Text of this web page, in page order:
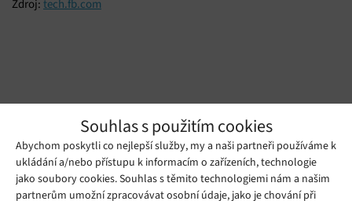
Souhlas s použitím cookies
Abychom poskytli co nejlepší služby, my a naši partneři používáme k
ukládání a/nebo přístupu k informacím o zařízeních, technologie
jako soubory cookies. Souhlas s těmito technologiemi nám a našim
partnerům umožní zpracovávat osobní údaje, jako je chování při
Zdroj: tech.fb.com
Mohlo by se vám líbit